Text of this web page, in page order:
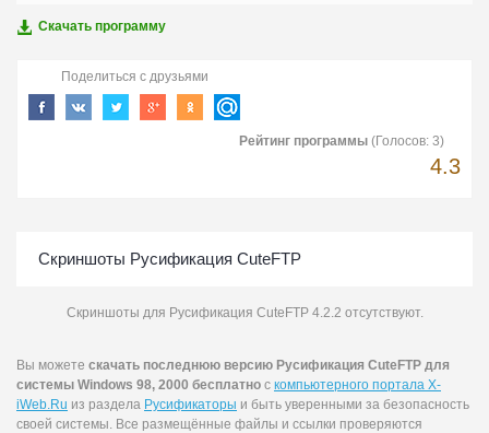
Скачать программу
Поделиться с друзьями
Рейтинг программы (Голосов: 3)
4.3
Скриншоты Русификация CuteFTP
Скриншоты для Русификация CuteFTP 4.2.2 отсутствуют.
Вы можете скачать последнюю версию Русификация CuteFTP для
системы Windows 98, 2000 бесплатно с компьютерного портала X-
iWeb.Ru из раздела Русификаторы и быть уверенными за безопасность
своей системы. Все размещённые файлы и ссылки проверяются